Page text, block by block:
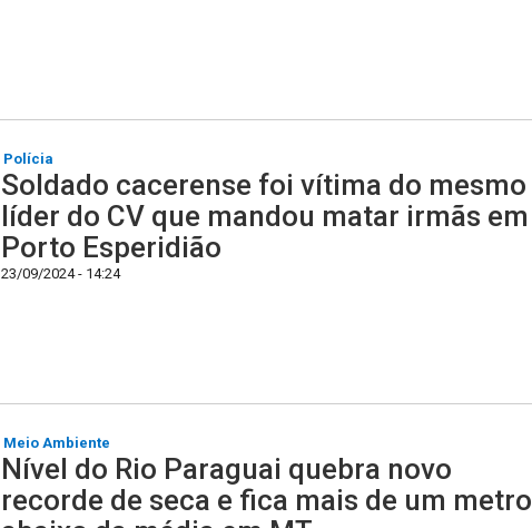
Polícia
Soldado cacerense foi vítima do mesmo
líder do CV que mandou matar irmãs em
Porto Esperidião
23/09/2024 - 14:24
Meio Ambiente
Nível do Rio Paraguai quebra novo
recorde de seca e fica mais de um metro